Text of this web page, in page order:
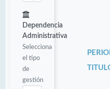
Dependencia
Administrativa
Selecciona
el tipo
de
gestión